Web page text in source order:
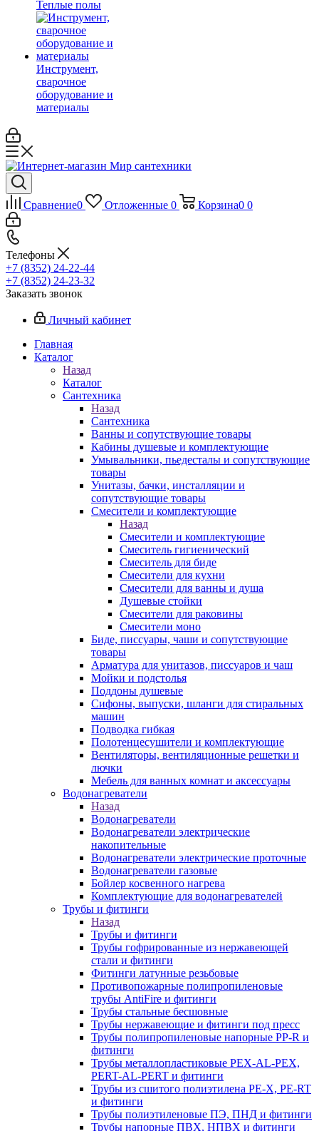
Теплые полы
Инструмент,
сварочное
оборудование и
материалы
Сравнение0 Отложенные 0 Корзина0 0
Телефоны
+7 (8352) 24-22-44
+7 (8352) 24-23-32
Заказать звонок
Личный кабинет
Главная
Каталог
Назад
Каталог
Сантехника
Назад
Сантехника
Ванны и сопутствующие товары
Кабины душевые и комплектующие
Умывальники, пьедесталы и сопутствующие
товары
Унитазы, бачки, инсталляции и
сопутствующие товары
Смесители и комплектующие
Назад
Смесители и комплектующие
Смеситель гигиенический
Смеситель для биде
Смесители для кухни
Смесители для ванны и душа
Душевые стойки
Смесители для раковины
Смесители моно
Биде, писсуары, чаши и сопутствующие
товары
Арматура для унитазов, писсуаров и чаш
Мойки и подстолья
Поддоны душевые
Сифоны, выпуски, шланги для стиральных
машин
Подводка гибкая
Полотенцесушители и комплектующие
Вентиляторы, вентиляционные решетки и
лючки
Мебель для ванных комнат и аксессуары
Водонагреватели
Назад
Водонагреватели
Водонагреватели электрические
накопительные
Водонагреватели электрические проточные
Водонагреватели газовые
Бойлер косвенного нагрева
Комплектующие для водонагревателей
Трубы и фитинги
Назад
Трубы и фитинги
Трубы гофрированные из нержавеющей
стали и фитинги
Фитинги латунные резьбовые
Противопожарные полипропиленовые
трубы AntiFire и фитинги
Трубы стальные бесшовные
Трубы нержавеющие и фитинги под пресс
Трубы полипропиленовые напорные PP-R и
фитинги
Трубы металлопластиковые PEX-AL-PEX,
PERT-AL-PERT и фитинги
Трубы из сшитого полиэтилена PE-X, PE-RT
и фитинги
Трубы полиэтиленовые ПЭ, ПНД и фитинги
Трубы напорные ПВХ, НПВХ и фитинги